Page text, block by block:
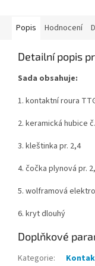
Popis Hodnocení
Detailní popis
Sada obsahuje:
1. kontaktní roura
2. keramická hubice
3. kleštinka pr. 2,4
4. čočka plynová pr.
5. wolframová
6. kryt dlouhý
Doplňkové
Kategorie: